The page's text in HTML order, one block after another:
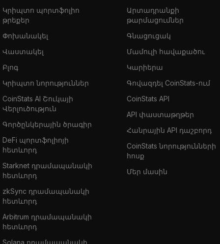
Կրիպտո պորտֆոլիո
թրեքեր
Փոխանակել
Վաստակել
Բլոգ
Կրիպտո նորություններ
CoinStats AI Շուկայի
Վերլուծություն
Գործընկերային ծրագիր
DeFi պորտֆոլիոյի
հետևորդ
Starknet դրամապանակի
հետևորդ
zkSync դրամապանակի
հետևորդ
Arbitrum դրամապանակի
հետևորդ
Solana դրամապանակի
Արտադրանքի
թարմացումներ
Գնացուցակ
Մամուլի հավաքածու
Կարիերա
Գովազդել CoinStats-ում
CoinStats API
API փաստաթղթեր
Հանրային API դաշբորդ
CoinStats նորությունների
հոսք
Մեր մասին